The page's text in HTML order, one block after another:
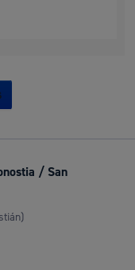
/ San